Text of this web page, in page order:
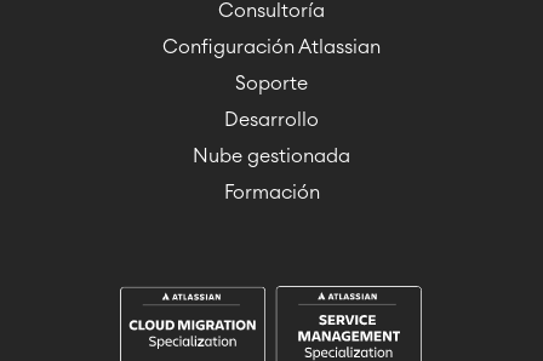
Consultoría
Configuración Atlassian
Soporte
Desarrollo
Nube gestionada
Formación